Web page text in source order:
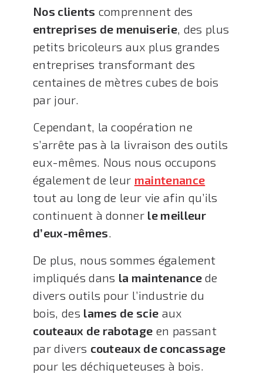
Nos clients comprennent des
entreprises de menuiserie, des plus
petits bricoleurs aux plus grandes
entreprises transformant des
centaines de mètres cubes de bois
par jour.
Cependant, la coopération ne
s’arrête pas à la livraison des outils
eux-mêmes. Nous nous occupons
également de leur maintenance
tout au long de leur vie afin qu’ils
continuent à donner le meilleur
d’eux-mêmes.
De plus, nous sommes également
impliqués dans la maintenance de
divers outils pour l’industrie du
bois, des lames de scie aux
couteaux de rabotage en passant
par divers couteaux de concassage
pour les déchiqueteuses à bois.